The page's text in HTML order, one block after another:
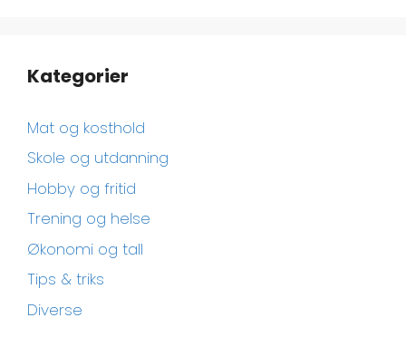
Kategorier
Mat og kosthold
Skole og utdanning
Hobby og fritid
Trening og helse
Økonomi og tall
Tips & triks
Diverse